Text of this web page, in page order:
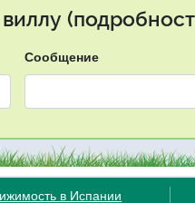
виллу
Сообщение
в Испании